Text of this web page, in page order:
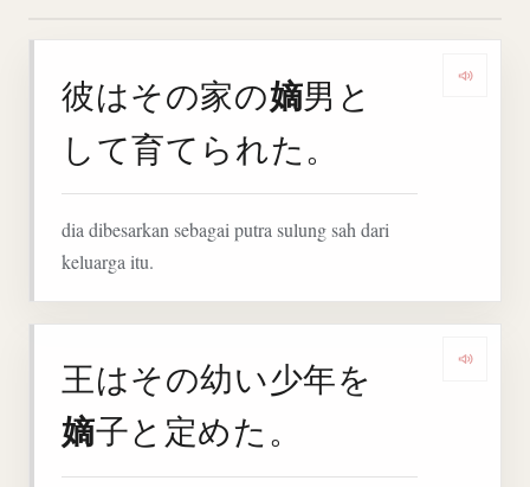
彼はその家の嫡男と
して育てられた。
dia dibesarkan sebagai putra sulung sah dari
keluarga itu.
王はその幼い少年を
嫡子と定めた。